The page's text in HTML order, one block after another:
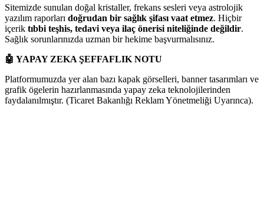
Sitemizde sunulan doğal kristaller, frekans sesleri veya astrolojik
yazılım raporları doğrudan bir sağlık şifası vaat etmez. Hiçbir
içerik tıbbi teşhis, tedavi veya ilaç önerisi niteliğinde değildir.
Sağlık sorunlarınızda uzman bir hekime başvurmalısınız.
🤖 YAPAY ZEKA ŞEFFAFLIK NOTU
Platformumuzda yer alan bazı kapak görselleri, banner tasarımları ve
grafik ögelerin hazırlanmasında yapay zeka teknolojilerinden
faydalanılmıştır. (Ticaret Bakanlığı Reklam Yönetmeliği Uyarınca).